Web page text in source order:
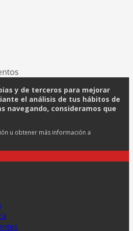
y de terceros para mejorar
el análisis de tus hábitos de
navegando, consideramos que
u obtener más información a